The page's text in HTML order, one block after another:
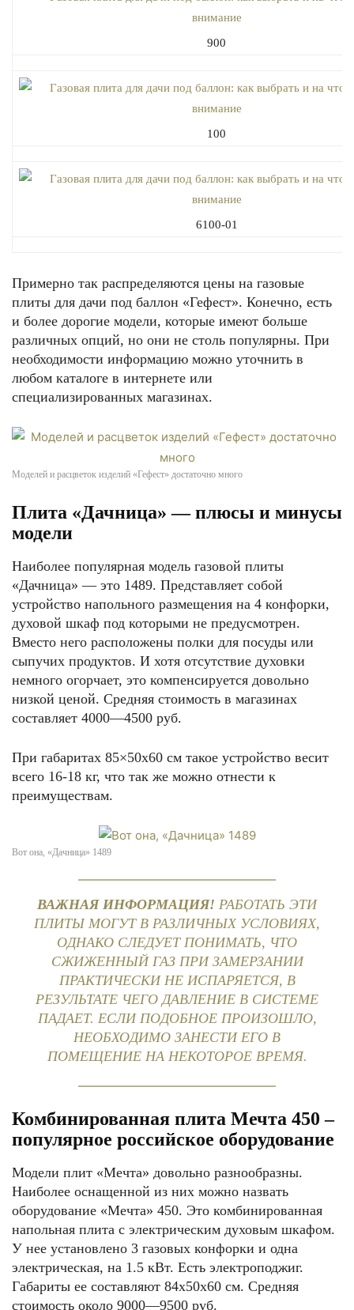
900
100
6100-01
Примерно так распределяются цены на газовые
плиты для дачи под баллон «Гефест». Конечно, есть
и более дорогие модели, которые имеют больше
различных опций, но они не столь популярны. При
необходимости информацию можно уточнить в
любом каталоге в интернете или
специализированных магазинах.
Моделей и расцветок изделий «Гефест» достаточно много
Плита «Дачница» — плюсы и минусы
модели
Наиболее популярная модель газовой плиты
«Дачница» — это 1489. Представляет собой
устройство напольного размещения на 4 конфорки,
духовой шкаф под которыми не предусмотрен.
Вместо него расположены полки для посуды или
сыпучих продуктов. И хотя отсутствие духовки
немного огорчает, это компенсируется довольно
низкой ценой. Средняя стоимость в магазинах
составляет 4000—4500 руб.
При габаритах 85×50х60 см такое устройство весит
всего 16-18 кг, что так же можно отнести к
преимуществам.
Вот она, «Дачница» 1489
ВАЖНАЯ ИНФОРМАЦИЯ! РАБОТАТЬ ЭТИ
ПЛИТЫ МОГУТ В РАЗЛИЧНЫХ УСЛОВИЯХ,
ОДНАКО СЛЕДУЕТ ПОНИМАТЬ, ЧТО
СЖИЖЕННЫЙ ГАЗ ПРИ ЗАМЕРЗАНИИ
ПРАКТИЧЕСКИ НЕ ИСПАРЯЕТСЯ, В
РЕЗУЛЬТАТЕ ЧЕГО ДАВЛЕНИЕ В СИСТЕМЕ
ПАДАЕТ. ЕСЛИ ПОДОБНОЕ ПРОИЗОШЛО,
НЕОБХОДИМО ЗАНЕСТИ ЕГО В
ПОМЕЩЕНИЕ НА НЕКОТОРОЕ ВРЕМЯ.
Комбинированная плита Мечта 450 –
популярное российское оборудование
Модели плит «Мечта» довольно разнообразны.
Наиболее оснащенной из них можно назвать
оборудование «Мечта» 450. Это комбинированная
напольная плита с электрическим духовым шкафом.
У нее установлено 3 газовых конфорки и одна
электрическая, на 1.5 кВт. Есть электроподжиг.
Габариты ее составляют 84x50x60 см. Средняя
стоимость около 9000—9500 руб.